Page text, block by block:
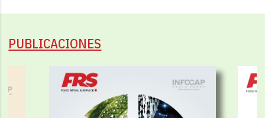
PUBLICACIONES